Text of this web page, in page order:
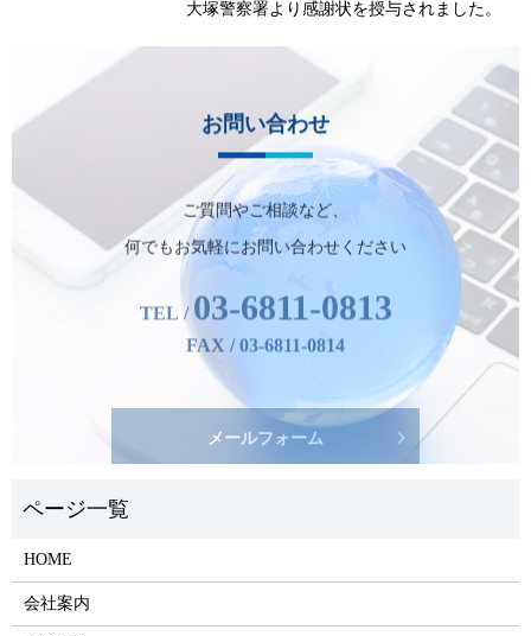
大塚警察署より感謝状を授与されました。
お問い合わせ
ご質問やご相談など、
何でもお気軽にお問い合わせください
03-6811-0813
FAX / 03-6811-0814
メールフォーム
HOME
会社案内